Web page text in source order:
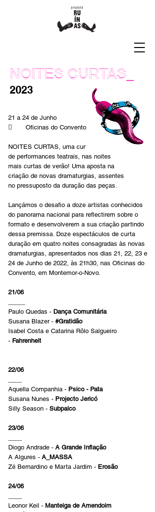
NOITES CURTAS
2023
21 a 24 de Junho
︎︎︎ Oficinas do Convento
NOITES CURTAS, uma curta mostra
de performances teatrais, nas noites
mais curtas de verão! Uma aposta na
criação de novas dramaturgias, assentes
no pressuposto da duração das peças.
Lançámos o desafio a doze artistas conhecidos
do panorama nacional para reflectirem sobre o
formato e desenvolverem a sua criação partindo
dessa premissa. Doze espectáculos de curta
duração em quatro noites consagradas às novas
dramaturgias, apresentados nos dias 21, 22, 23 e
24 de Junho de 2022, às 21h30, nas Oficinas do
Convento, em Montemor-o-Novo.
21/06
Paulo Quedas - Dança Comunitária
Susana Blazer - #Gratidão
Isabel Costa e Catarina Rôlo Salgueiro
- Fahrenheit
22/06
Aquella Companhia - Psico - Pata
Susana Nunes - Projecto Jericó
Silly Season - Subpalco
23/06
Diogo Andrade - A Grande Inflação
A Algures - A_MASSA
Zé Bernardino e Marta Jardim - Erosão
24/06
Leonor Keil - Manteiga de Amendoim